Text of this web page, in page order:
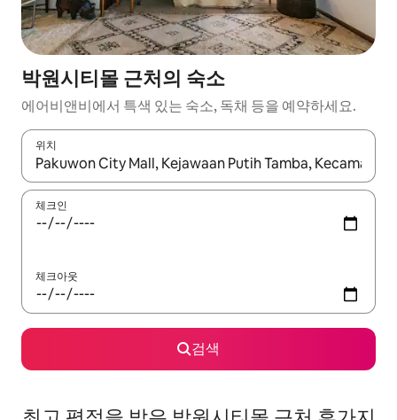
박원시티몰 근처의 숙소
에어비앤비에서 특색 있는 숙소, 독채 등을 예약하세요.
위치
결과가 나오면 위·아래 화살표 키를 사용하거나 터치 또는 스와이
체크인
체크아웃
검색